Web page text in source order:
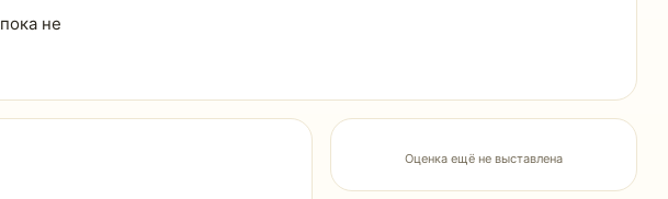
не
Оценка ещё не выставлена